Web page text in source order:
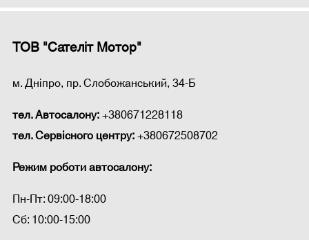
ТОВ "Сателіт Мотор"
м. Дніпро, пр. Слобожанський, 34-Б
тел. Автосалону:+380671228118
тел. Сервісного центру:+380672508702
Режим роботи автосалону:
Пн-Пт: 09:00-18:00
Сб: 10:00-15:00